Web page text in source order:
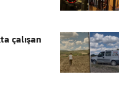
çalışan